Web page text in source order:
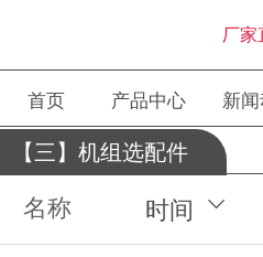
厂家
首页 产品中心 新
【三】机组选配件
名称 时间